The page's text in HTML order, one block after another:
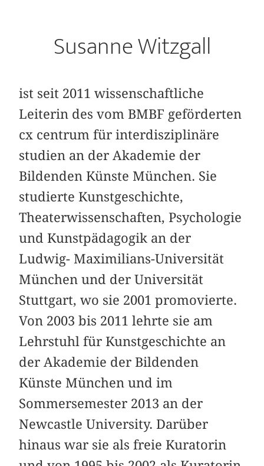
Susanne Witzgall
ist seit 2011 wissenschaftliche
Leiterin des vom BMBF geförderten
cx centrum für interdisziplinäre
studien an der Akademie der
Bildenden Künste München. Sie
studierte Kunstgeschichte,
Theaterwissenschaften, Psychologie
und Kunstpädagogik an der
Ludwig- Maximilians-Universität
München und der Universität
Stuttgart, wo sie 2001 promovierte.
Von 2003 bis 2011 lehrte sie am
Lehrstuhl für Kunstgeschichte an
der Akademie der Bildenden
Künste München und im
Sommersemester 2013 an der
Newcastle University. Darüber
hinaus war sie als freie Kuratorin